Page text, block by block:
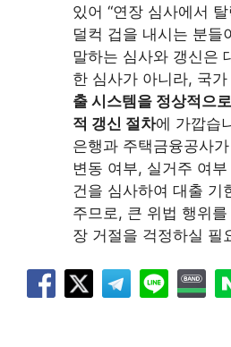
있어 “연장 심사에서
덜컥 겁을 내시는 분들
말하는 심사와 갱신은
한 심사가 아니라, 국
출 시스템을 정상적으
적 갱신 절차에 가깝습
은행과 주택금융공사
변동 여부, 실거주 여
건을 심사하여 대출 기
주므로, 큰 위법 행위
장 거절을 걱정하실 필